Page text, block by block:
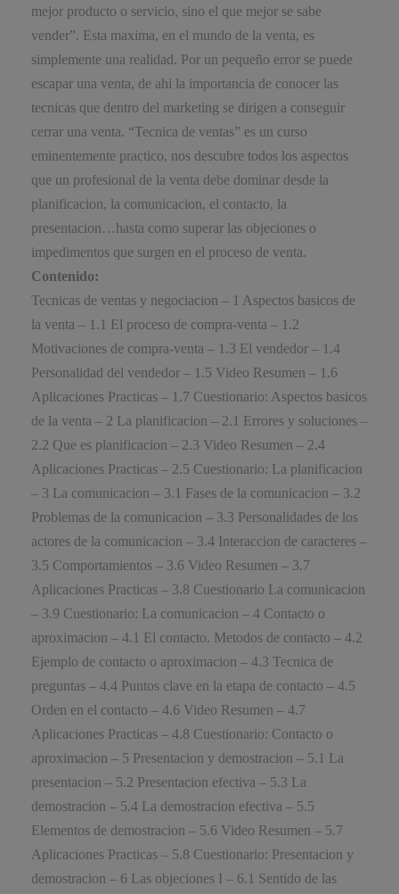
mejor producto o servicio, sino el que mejor se sabe
vender”. Esta maxima, en el mundo de la venta, es
simplemente una realidad. Por un pequeño error se puede
escapar una venta, de ahi la importancia de conocer las
tecnicas que dentro del marketing se dirigen a conseguir
cerrar una venta. “Tecnica de ventas” es un curso
eminentemente practico, nos descubre todos los aspectos
que un profesional de la venta debe dominar desde la
planificacion, la comunicacion, el contacto, la
presentacion…hasta como superar las objeciones o
impedimentos que surgen en el proceso de venta.
Contenido:
Tecnicas de ventas y negociacion – 1 Aspectos basicos de
la venta – 1.1 El proceso de compra-venta – 1.2
Motivaciones de compra-venta – 1.3 El vendedor – 1.4
Personalidad del vendedor – 1.5 Video Resumen – 1.6
Aplicaciones Practicas – 1.7 Cuestionario: Aspectos basicos
de la venta – 2 La planificacion – 2.1 Errores y soluciones –
2.2 Que es planificacion – 2.3 Video Resumen – 2.4
Aplicaciones Practicas – 2.5 Cuestionario: La planificacion
– 3 La comunicacion – 3.1 Fases de la comunicacion – 3.2
Problemas de la comunicacion – 3.3 Personalidades de los
actores de la comunicacion – 3.4 Interaccion de caracteres –
3.5 Comportamientos – 3.6 Video Resumen – 3.7
Aplicaciones Practicas – 3.8 Cuestionario La comunicacion
– 3.9 Cuestionario: La comunicacion – 4 Contacto o
aproximacion – 4.1 El contacto. Metodos de contacto – 4.2
Ejemplo de contacto o aproximacion – 4.3 Tecnica de
preguntas – 4.4 Puntos clave en la etapa de contacto – 4.5
Orden en el contacto – 4.6 Video Resumen – 4.7
Aplicaciones Practicas – 4.8 Cuestionario: Contacto o
aproximacion – 5 Presentacion y demostracion – 5.1 La
presentacion – 5.2 Presentacion efectiva – 5.3 La
demostracion – 5.4 La demostracion efectiva – 5.5
Elementos de demostracion – 5.6 Video Resumen – 5.7
Aplicaciones Practicas – 5.8 Cuestionario: Presentacion y
demostracion – 6 Las objeciones I – 6.1 Sentido de las